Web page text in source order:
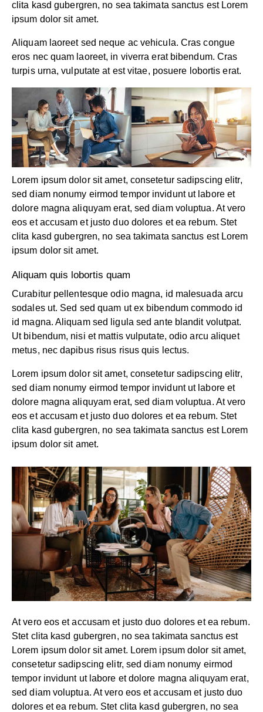
clita kasd gubergren, no sea takimata sanctus est Lorem
ipsum dolor sit amet.
Aliquam laoreet sed neque ac vehicula. Cras congue
eros nec quam laoreet, in viverra erat bibendum. Cras
turpis urna, vulputate at est vitae, posuere lobortis erat.
Lorem ipsum dolor sit amet, consetetur sadipscing elitr,
sed diam nonumy eirmod tempor invidunt ut labore et
dolore magna aliquyam erat, sed diam voluptua. At vero
eos et accusam et justo duo dolores et ea rebum. Stet
clita kasd gubergren, no sea takimata sanctus est Lorem
ipsum dolor sit amet.
Aliquam quis lobortis quam
Curabitur pellentesque odio magna, id malesuada arcu
sodales ut. Sed sed quam ut ex bibendum commodo id
id magna. Aliquam sed ligula sed ante blandit volutpat.
Ut bibendum, nisi et mattis vulputate, odio arcu aliquet
metus, nec dapibus risus risus quis lectus.
Lorem ipsum dolor sit amet, consetetur sadipscing elitr,
sed diam nonumy eirmod tempor invidunt ut labore et
dolore magna aliquyam erat, sed diam voluptua. At vero
eos et accusam et justo duo dolores et ea rebum. Stet
clita kasd gubergren, no sea takimata sanctus est Lorem
ipsum dolor sit amet.
At vero eos et accusam et justo duo dolores et ea rebum.
Stet clita kasd gubergren, no sea takimata sanctus est
Lorem ipsum dolor sit amet. Lorem ipsum dolor sit amet,
consetetur sadipscing elitr, sed diam nonumy eirmod
tempor invidunt ut labore et dolore magna aliquyam erat,
sed diam voluptua. At vero eos et accusam et justo duo
dolores et ea rebum. Stet clita kasd gubergren, no sea